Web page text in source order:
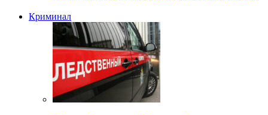
Криминал